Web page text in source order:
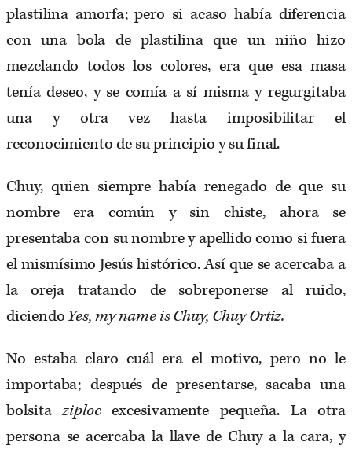
plastilina amorfa; pero si acaso había diferencia
con una bola de plastilina que un niño hizo
mezclando todos los colores, era que esa masa
tenía deseo, y se comía a sí misma y regurgitaba
una y otra vez hasta imposibilitar el
reconocimiento de su principio y su final.
Chuy, quien siempre había renegado de que su
nombre era común y sin chiste, ahora se
presentaba con su nombre y apellido como si fuera
el mismísimo Jesús histórico. Así que se acercaba a
la oreja tratando de sobreponerse al ruido,
diciendoYes,my name is Chuy, Chuy Ortiz.
No estaba claro cuál era el motivo, pero no le
importaba; después de presentarse, sacaba una
bolsitaziplocexcesivamente pequeña. La otra
persona se acercaba la llave de Chuy a la cara, y